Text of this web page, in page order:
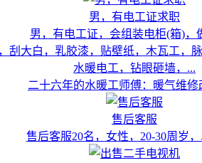
男，有电工证求职
男，有电工证，会组装电柜(箱)，
水暖电工，钻眼砸墙，...
二十六年的水暖工师傅：暖气维修
售后客服
售后客服20名，女性，20-30周岁